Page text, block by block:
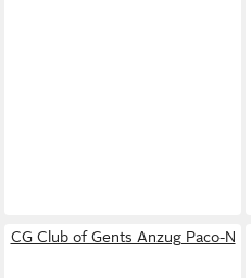
CG Club of Gents Anzug Paco-N